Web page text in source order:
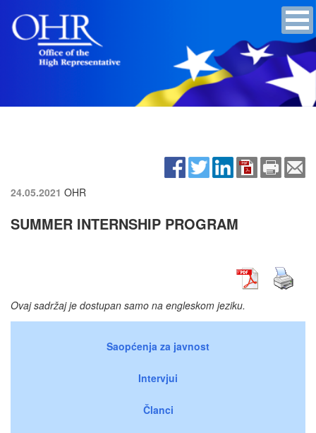
24.05.2021 OHR
SUMMER INTERNSHIP PROGRAM
Ovaj sadržaj je dostupan samo na engleskom jeziku.
Saopćenja za javnost
Intervjui
Članci